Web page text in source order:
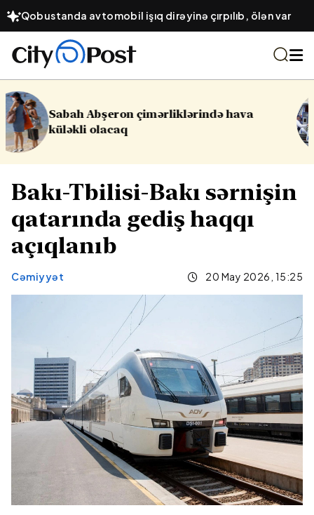
Qobustanda avtomobil işıq dirəyinə çırpılıb, ölən var
hava
16 yaşlı yeniyetmə öldü,
Bakı-Tbilisi-Bakı sərnişin
qatarında gediş haqqı
açıqlanıb
Cəmiyyət 20 May 2026, 15:25